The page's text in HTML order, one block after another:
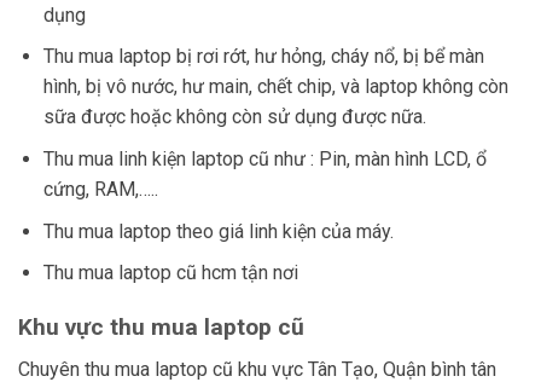
dụng
Thu mua laptop bị rơi rớt, hư hỏng, cháy nổ, bị bể màn
hình, bị vô nước, hư main, chết chip, và laptop không còn
sữa được hoặc không còn sử dụng được nữa.
Thu mua linh kiện laptop cũ như : Pin, màn hình LCD, ổ
cứng, RAM,…..
Thu mua laptop theo giá linh kiện của máy.
Thu mua laptop cũ hcm tận nơi
Khu vực thu mua laptop cũ
Chuyên thu mua laptop cũ khu vực Tân Tạo, Quận bình tân